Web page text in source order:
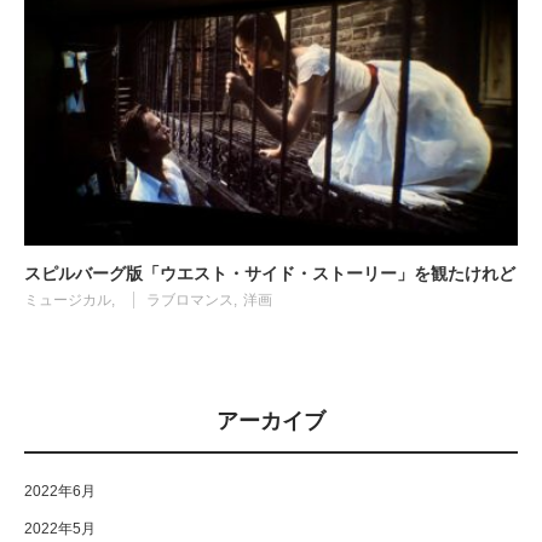
スピルバーグ版「ウエスト・サイド・ストーリー」を観たけれど
ミュージカル ラブロマンス 洋画
アーカイブ
2022年6月
2022年5月